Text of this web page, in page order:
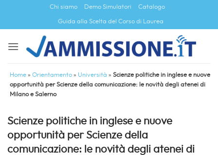
contenuti
Chi siamo Demo Simulatori Catalogo
Guida alla Scelta del Corso di Laurea
Home » Orientamento » Università » Scienze politiche in inglese e nuove
opportunità per Scienze della comunicazione: le novità degli atenei di
Milano e Salerno
Scienze politiche in inglese e nuove
opportunità per Scienze della
comunicazione: le novità degli atenei di